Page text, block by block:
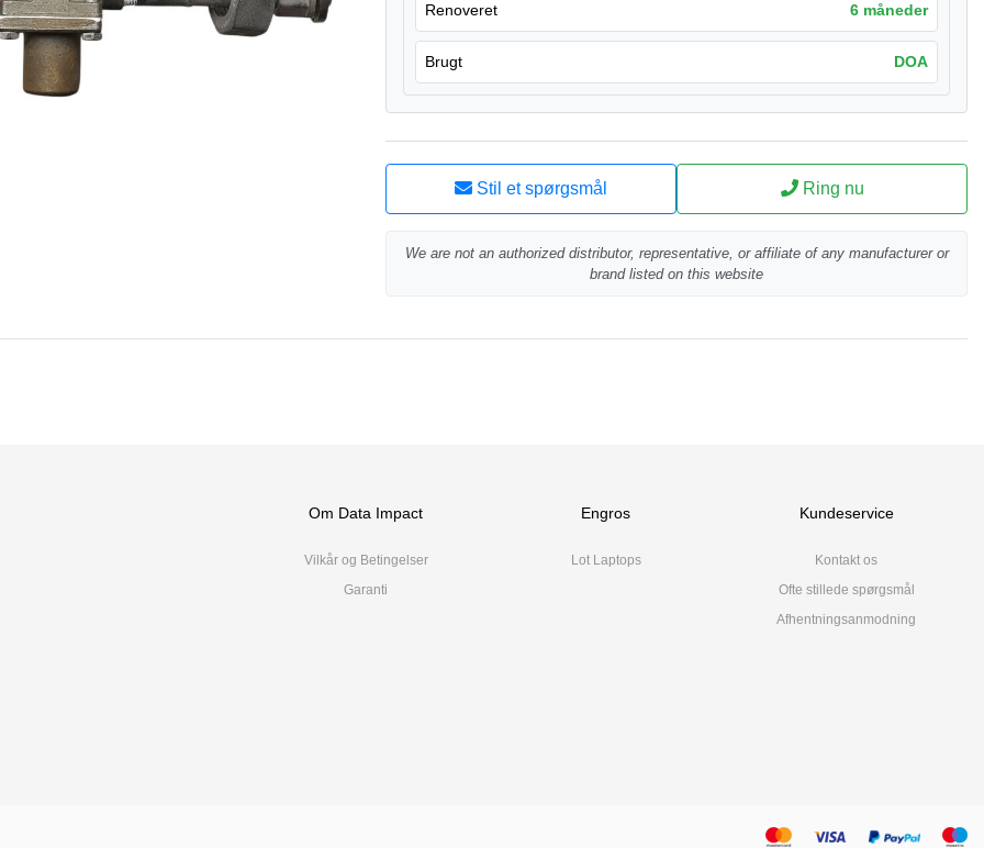
Renoveret 6 måneder
Brugt DOA
Stil et spørgsmål Ring nu
We are not an authorized distributor, representative, or affiliate of any manufacturer or
brand listed on this website
Om Data Impact
Vilkår og Betingelser
Garanti
Engros
Lot Laptops
Kundeservice
Kontakt os
Ofte stillede spørgsmål
Afhentningsanmodning